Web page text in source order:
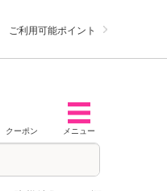
ご利用可能ポイント
クーポン メニュー